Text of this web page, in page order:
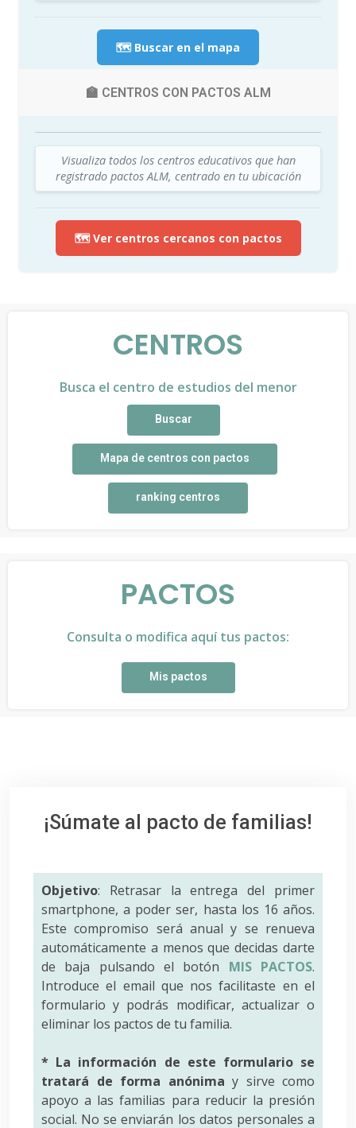
🗺️ Buscar en el mapa
🏫 CENTROS CON PACTOS ALM
Visualiza todos los centros educativos que han
registrado pactos ALM, centrado en tu ubicación
🗺️ Ver centros cercanos con pactos
CENTROS
Busca el centro de estudios del menor
Buscar
Mapa de centros con pactos
ranking centros
PACTOS
Consulta o modifica aquí tus pactos:
Mis pactos
¡Súmate al pacto de familias!
Objetivo: Retrasar la entrega del primer
smartphone, a poder ser, hasta los 16 años.
Este compromiso será anual y se renueva
automáticamente a menos que decidas darte
de baja pulsando el botón MIS PACTOS.
Introduce el email que nos facilitaste en el
formulario y podrás modificar, actualizar o
eliminar los pactos de tu familia.
* La información de este formulario se
tratará de forma anónima y sirve como
apoyo a las familias para reducir la presión
social. No se enviarán los datos personales a